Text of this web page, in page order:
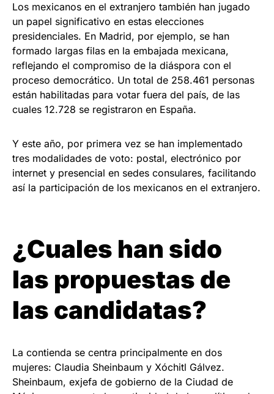
Los mexicanos en el extranjero también han jugado
un papel significativo en estas elecciones
presidenciales. En Madrid, por ejemplo, se han
formado largas filas en la embajada mexicana,
reflejando el compromiso de la diáspora con el
proceso democrático. Un total de 258.461 personas
están habilitadas para votar fuera del país, de las
cuales 12.728 se registraron en España.
Y este año, por primera vez se han implementado
tres modalidades de voto: postal, electrónico por
internet y presencial en sedes consulares, facilitando
así la participación de los mexicanos en el extranjero.
¿Cuales han sido
las propuestas de
las candidatas?
La contienda se centra principalmente en dos
mujeres: Claudia Sheinbaum y Xóchitl Gálvez.
Sheinbaum, exjefa de gobierno de la Ciudad de